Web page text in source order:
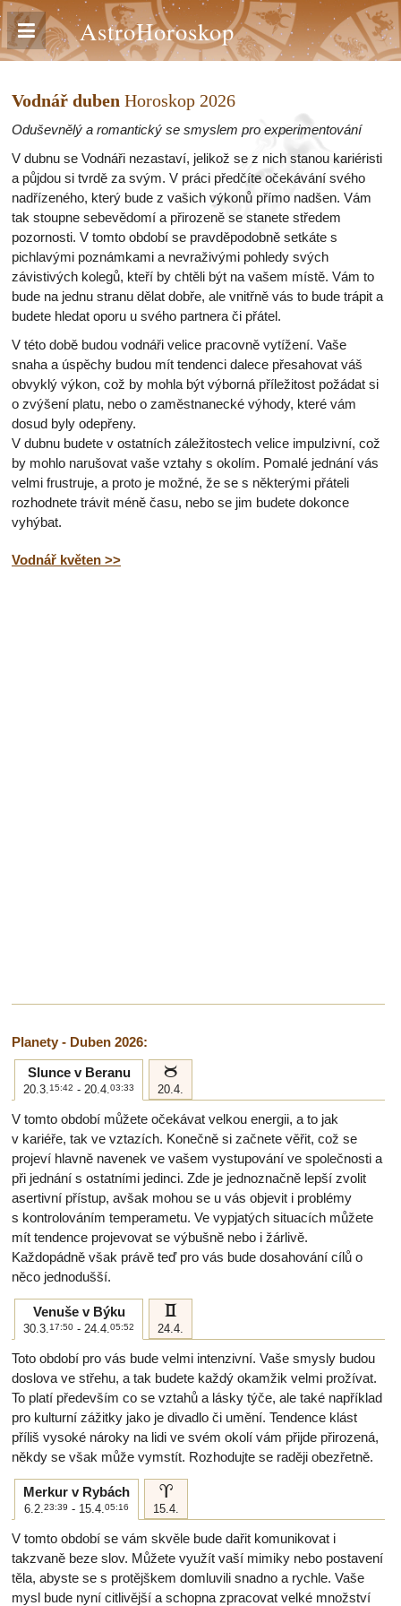
AstroHoroskop
Vodnář duben Horoskop 2026
Oduševnělý a romantický se smyslem pro experimentování
V dubnu se Vodnáři nezastaví, jelikož se z nich stanou kariéristi
a půjdou si tvrdě za svým. V práci předčíte očekávání svého
nadřízeného, který bude z vašich výkonů přímo nadšen. Vám
tak stoupne sebevědomí a přirozeně se stanete středem
pozornosti. V tomto období se pravděpodobně setkáte s
pichlavými poznámkami a nevraživými pohledy svých
závistivých kolegů, kteří by chtěli být na vašem místě. Vám to
bude na jednu stranu dělat dobře, ale vnitřně vás to bude trápit a
budete hledat oporu u svého partnera či přátel.
V této době budou vodnáři velice pracovně vytížení. Vaše
snaha a úspěchy budou mít tendenci dalece přesahovat váš
obvyklý výkon, což by mohla být výborná příležitost požádat si
o zvýšení platu, nebo o zaměstnanecké výhody, které vám
dosud byly odepřeny.
V dubnu budete v ostatních záležitostech velice impulzivní, což
by mohlo narušovat vaše vztahy s okolím. Pomalé jednání vás
velmi frustruje, a proto je možné, že se s některými přáteli
rozhodnete trávit méně času, nebo se jim budete dokonce
vyhýbat.
Vodnář květen >>
Planety - Duben 2026:
Slunce v Beranu
20.3.15:42 - 20.4.03:33
b
20.4.
V tomto období můžete očekávat velkou energii, a to jak
v kariéře, tak ve vztazích. Konečně si začnete věřit, což se
projeví hlavně navenek ve vašem vystupování ve společnosti a
při jednání s ostatními jedinci. Zde je jednoznačně lepší zvolit
asertivní přístup, avšak mohou se u vás objevit i problémy
s kontrolováním temperametu. Ve vypjatých situacích můžete
mít tendence projevovat se výbušně nebo i žárlivě.
Každopádně však právě teď pro vás bude dosahování cílů o
něco jednodušší.
Venuše v Býku
30.3.17:50 - 24.4.05:52
c
24.4.
Toto období pro vás bude velmi intenzivní. Vaše smysly budou
doslova ve střehu, a tak budete každý okamžik velmi prožívat.
To platí především co se vztahů a lásky týče, ale také například
pro kulturní zážitky jako je divadlo či umění. Tendence klást
příliš vysoké nároky na lidi ve svém okolí vám přijde přirozená,
někdy se však může vymstít. Rozhodujte se raději obezřetně.
Merkur v Rybách
6.2.23:39 - 15.4.05:16
a
15.4.
V tomto období se vám skvěle bude dařit komunikovat i
takzvaně beze slov. Můžete využít vaší mimiky nebo postavení
těla, abyste se s protějškem domluvili snadno a rychle. Vaše
mysl bude nyní citlivější a schopna zpracovat velké množství